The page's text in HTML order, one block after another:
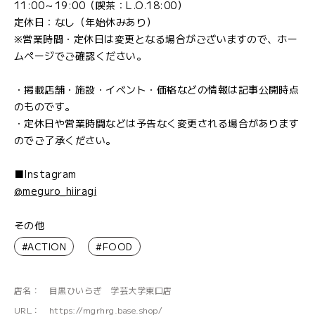
11:00～19:00（喫茶：L.O.18:00）
定休日：なし（年始休みあり）
※営業時間・定休日は変更となる場合がございますので、ホー
ムページでご確認ください。
・掲載店舗・施設・イベント・価格などの情報は記事公開時点
のものです。
・定休日や営業時間などは予告なく変更される場合があります
のでご了承ください。
■Instagram
@meguro_hiiragi
その他
#ACTION #FOOD
店名：
目黒ひいらぎ 学芸大学東口店
URL：
https://mgrhrg.base.shop/